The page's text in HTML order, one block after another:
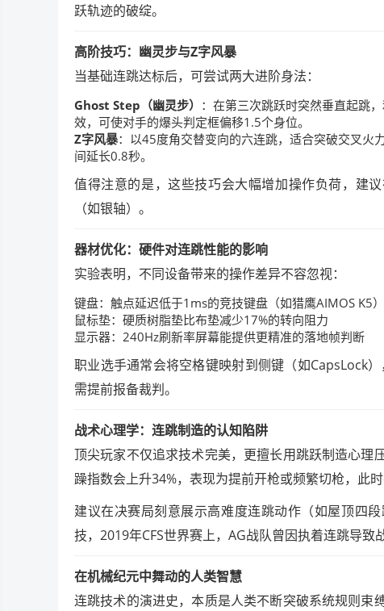
跃轨迹的破绽。
高阶技巧：幽灵步与Z字风暴
当基础连跳达标后，可尝试两大进阶身法：
Ghost Step（幽灵步） ：在第三次跳跃时突然垂直起跳
效，可使对手的爆头判定框偏移1.5个身位。
Z字风暴：以45度角交替变向的六连跳，适合突破交叉火
间延长0.8秒。
值得注意的是，这些技巧会大幅增加操作负荷，建
（如银轴）。
器材优化：硬件对连跳性能的影响
实验表明，不同设备带来的操作差异不容忽视：
键盘：触点延迟低于1ms的竞技键盘（如猎鹰AIMOS K5
鼠标垫：硬质树脂垫比布垫减少17%的转向阻力
显示器：240Hz刷新率屏幕能提供更精准的落地帧判断
职业选手通常会将空格键映射到侧键（如CapsLock
需提前报备裁判。
战术心理学：连跳制造的认知陷阱
顶尖玩家不仅追求技术完美，更擅长用跳跃制造心理
躁指数会上升34%，表现为提前开枪或频繁切枪，此
建议在决赛局刻意展示高难度连跳动作（如屋顶四
技，2019年CFS世界赛上，AG战队曾因执着连跳导致
在机械纪元中舞动的人类智慧
连跳技术的演进史，本质是人类不断突破系统规则